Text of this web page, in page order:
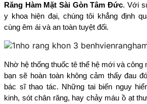
Răng Hàm Mặt Sài Gòn Tâm Đức. Với
y khoa hiện đại, chúng tôi khẳng định
cùng êm ái và an toàn tuyệt đối.
Nhờ hệ thống thuốc tê thế hệ mới và công
bạn sẽ hoàn toàn không cảm thấy đau
bác sĩ thao tác. Những tai biến nguy
kinh, sót chân răng, hay chảy máu ồ ạt